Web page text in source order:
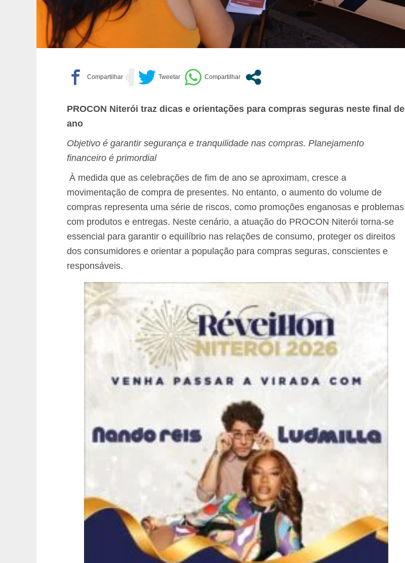
PROCON Niterói traz dicas e orientações para compras seguras neste final de
ano
Objetivo é garantir segurança e tranquilidade nas compras. Planejamento
financeiro é primordial
À medida que as celebrações de fim de ano se aproximam, cresce a
movimentação de compra de presentes. No entanto, o aumento do volume de
compras representa uma série de riscos, como promoções enganosas e problemas
com produtos e entregas. Neste cenário, a atuação do PROCON Niterói torna-se
essencial para garantir o equilíbrio nas relações de consumo, proteger os direitos
dos consumidores e orientar a população para compras seguras, conscientes e
responsáveis.